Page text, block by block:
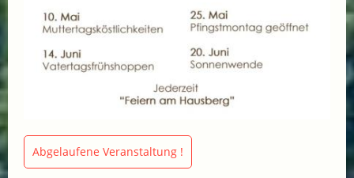
Abgelaufene Veranstaltung !